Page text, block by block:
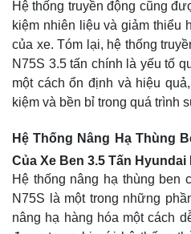
Hệ thống truyền động cũng
kiệm nhiên liệu và giảm thiểu
của xe. Tóm lại, hệ thống
N75S 3.5 tấn chính là yếu tố
một cách ổn định và hiệu
kiệm và bền bỉ trong quá trình
Hệ Thống Nâng Hạ Thùng
Của Xe Ben 3.5 Tấn Hyundai
Hệ thống nâng hạ thùng ben
N75S là một trong những
nâng hạ hàng hóa một cách